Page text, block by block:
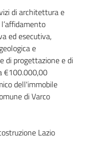
di architettura e
ed esecutiva,
e
di progettazione e di
€100.000,00
dell'immobile
di Varco
Lazio